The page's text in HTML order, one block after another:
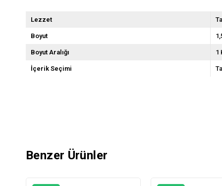
Lezzet
Boyut
Boyut Aralığı 1
İçerik Seçimi
Benzer Ürünler